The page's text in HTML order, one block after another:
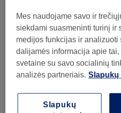
Švara
Personalas
Atsiliepimų filtras
Mes naudojame savo ir
siekdami suasmeninti turinį ir
medijos funkcijas ir analizuoti
dalijamės informacija apie
svetaine su savo socialinių
analizės partneriais. Slapukų
Slapukų